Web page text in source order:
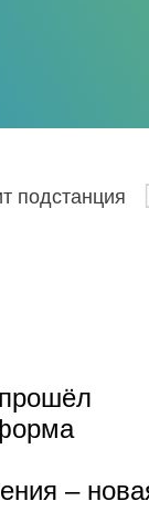
подстанция
–